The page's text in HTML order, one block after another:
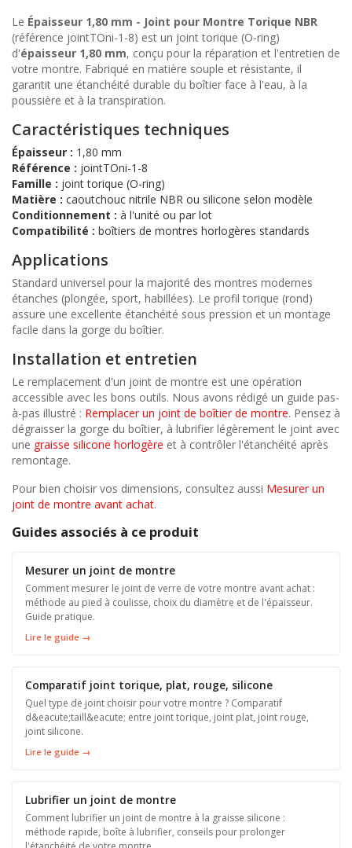
Le Épaisseur 1,80 mm - Joint pour Montre Torique NBR
(référence jointTOni-1-8) est un joint torique (O-ring)
d'épaisseur 1,80 mm, conçu pour la réparation et l'entretien de
votre montre. Fabriqué en matière souple et résistante, il
garantit une étanchéité durable du boîtier face à l'eau, à la
poussière et à la transpiration.
Caractéristiques techniques
Épaisseur : 1,80 mm
Référence : jointTOni-1-8
Famille : joint torique (O-ring)
Matière : caoutchouc nitrile NBR ou silicone selon modèle
Conditionnement : à l'unité ou par lot
Compatibilité : boîtiers de montres horlogères standards
Applications
Standard universel pour la majorité des montres modernes
étanches (plongée, sport, habillées). Le profil torique (rond)
assure une excellente étanchéité sous pression et un montage
facile dans la gorge du boîtier.
Installation et entretien
Le remplacement d'un joint de montre est une opération
accessible avec les bons outils. Nous avons rédigé un guide pas-
à-pas illustré : Remplacer un joint de boîtier de montre. Pensez à
dégraisser la gorge du boîtier, à lubrifier légèrement le joint avec
une graisse silicone horlogère et à contrôler l'étanchéité après
remontage.
Pour bien choisir vos dimensions, consultez aussi Mesurer un
joint de montre avant achat.
Guides associés à ce produit
Mesurer un joint de montre
Comment mesurer le joint de verre de votre montre avant achat :
méthode au pied à coulisse, choix du diamètre et de l'épaisseur.
Guide pratique.
Lire le guide →
Comparatif joint torique, plat, rouge, silicone
Quel type de joint choisir pour votre montre ? Comparatif
d&eacute;taill&eacute; entre joint torique, joint plat, joint rouge,
joint silicone.
Lire le guide →
Lubrifier un joint de montre
Comment lubrifier un joint de montre à la graisse silicone :
méthode rapide, boîte à lubrifier, conseils pour prolonger